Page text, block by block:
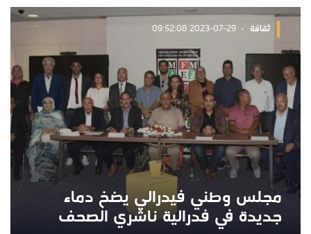
ثقافة 2023-07-29 09:52:08
مجلس وطني فيدرالي يضخ دماء
جديدة في فدرالية ناشري الصحف